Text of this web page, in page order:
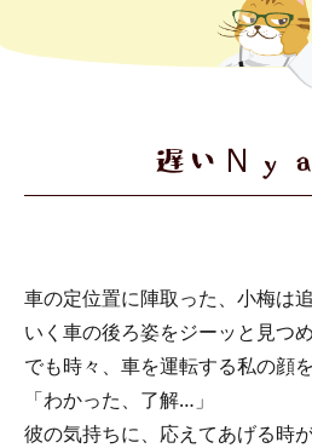
遅いＮ
車の定位置に陣取った、小梅は
いく車の後ろ姿をジーッと見つ
でも時々、車を運転する私の顔
「わかった、了解…」
彼の気持ちに、応えてあげる時